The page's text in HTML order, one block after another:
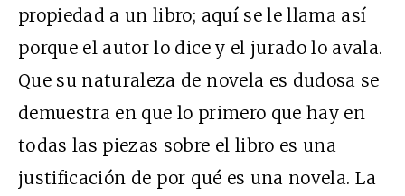
propiedad a un libro; aquí se le llama así
porque el autor lo dice y el jurado lo avala.
Que su naturaleza de novela es dudosa se
demuestra en que lo primero que hay en
todas las piezas sobre el libro es una
justificación de por qué es una novela. La